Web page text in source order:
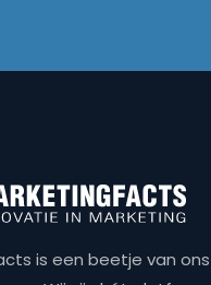
is een beetje van